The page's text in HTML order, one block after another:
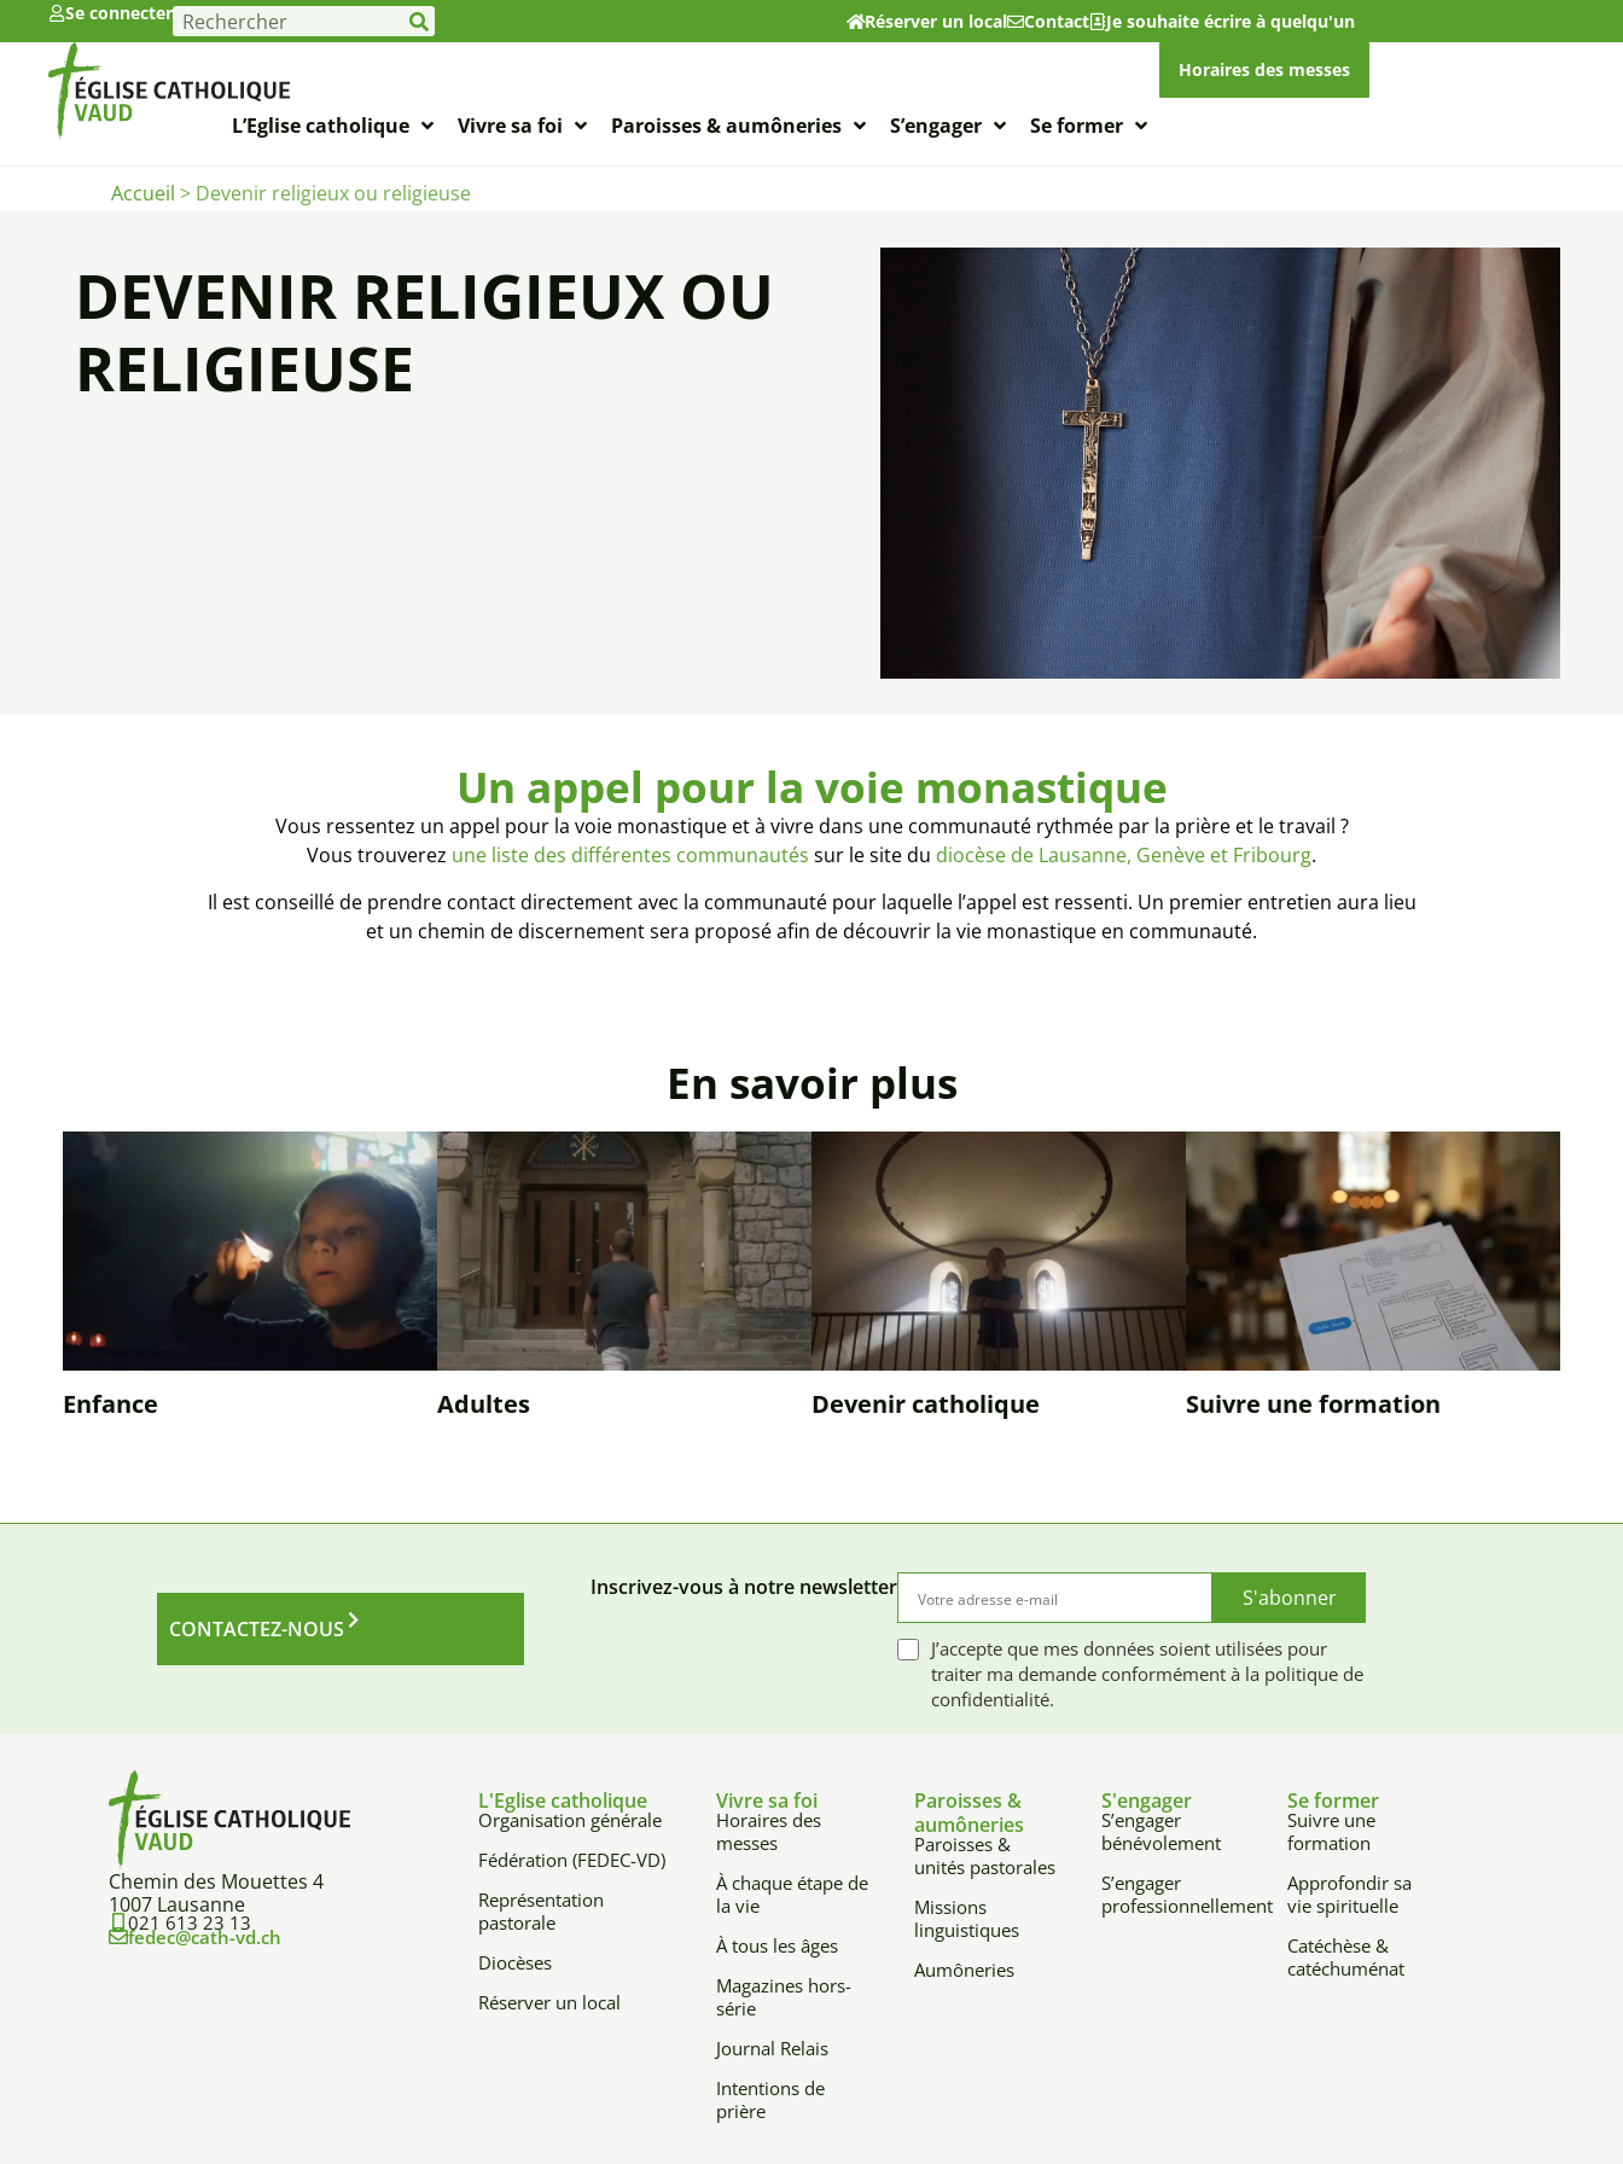
Se connecter Réserver un local Contact Je souhaite écrire à quelqu'un
L’Eglise catholique Vivre sa foi Paroisses & aumôneries S’engager Se former
Horaires des messes
Accueil > Devenir religieux ou religieuse
DEVENIR RELIGIEUX OU
RELIGIEUSE
Un appel pour la voie monastique
Vous ressentez un appel pour la voie monastique et à vivre dans une communauté rythmée par la prière et le travail ?
Vous trouverez une liste des différentes communautés sur le site du diocèse de Lausanne, Genève et Fribourg.
Il est conseillé de prendre contact directement avec la communauté pour laquelle l’appel est ressenti. Un premier entretien aura lieu
et un chemin de discernement sera proposé afin de découvrir la vie monastique en communauté.
En savoir plus
Enfance Adultes Devenir catholique Suivre une formation
CONTACTEZ-NOUS
Inscrivez-vous à notre newsletter S'abonner
J’accepte que mes données soient utilisées pour
traiter ma demande conformément à la politique de
confidentialité.
Chemin des Mouettes 4
1007 Lausanne
021 613 23 13
fedec@cath-vd.ch
L'Eglise catholique
Organisation générale
Fédération (FEDEC-VD)
Représentation
pastorale
Diocèses
Réserver un local
Vivre sa foi
Horaires des
messes
À chaque étape de
la vie
À tous les âges
Magazines hors-
série
Journal Relais
Intentions de
prière
Paroisses &
aumôneries
Paroisses &
unités pastorales
Missions
linguistiques
Aumôneries
S'engager
S’engager
bénévolement
S’engager
professionnellement
Se former
Suivre une
formation
Approfondir sa
vie spirituelle
Catéchèse &
catéchuménat